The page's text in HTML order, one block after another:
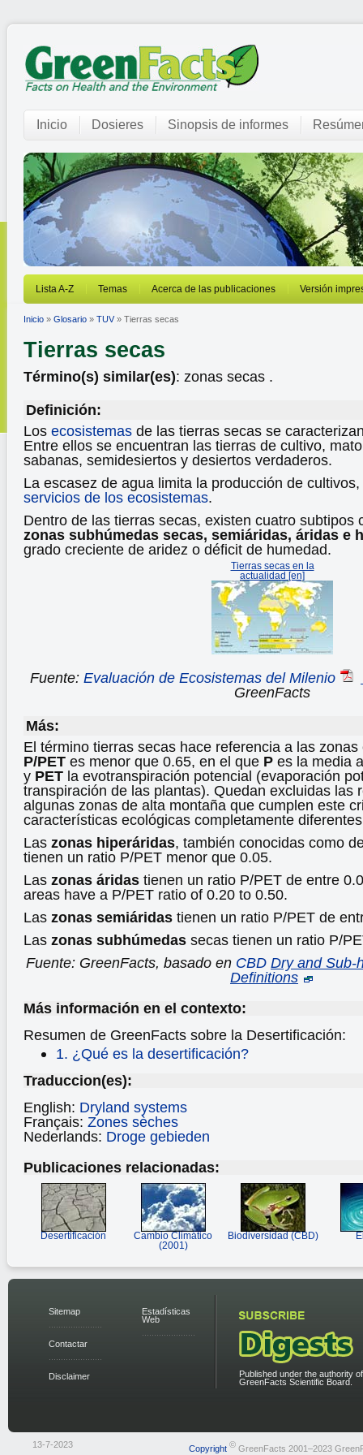
Inicio Dosieres Sinopsis de informes
Lista A-Z Temas Acerca de las publicaciones Versión
Inicio » Glosario » TUV» Tierras secas
Tierras secas
Término(s) similar(es): zonas secas .
Definición:
Los ecosistemas de las tierras secas se
Entre ellos se encuentran las tierras de cultivo,
sabanas, semidesiertos y desiertos verdaderos.
La escasez de agua limita la producción de
servicios de los ecosistemas.
Dentro de las tierras secas, existen cuatro subtipos
zonas subhúmedas secas, semiáridas, áridas e
grado creciente de aridez o déficit de humedad.
Tierras secas en la
actualidad [en]
Fuente: Evaluación de Ecosistemas del Milenio
GreenFacts
Más:
El término tierras secas hace referencia a las
P/PET es menor que 0.65, en el que P es la media
y PET la evotranspiración potencial (evaporación
transpiración de las plantas). Quedan excluidas las
algunas zonas de alta montaña que cumplen este
características ecológicas completamente
Las zonas hiperáridas, también conocidas como
tienen un ratio P/PET menor que 0.05.
Las zonas áridas tienen un ratio P/PET de entre
areas have a P/PET ratio of 0.20 to 0.50.
Las zonas semiáridas tienen un ratio P/PET de
Las zonas subhúmedas secas tienen un ratio P/
Fuente: GreenFacts, basado en CBD Dry and Sub-
Definitions
Más información en el contexto:
Resumen de GreenFacts sobre la Desertificación:
1. ¿Qué es la desertificación?
Traduccion(es):
English: Dryland systems
Français: Zones sèches
Nederlands: Droge gebieden
Publicaciones relacionadas:
Desertificación
Cambio Climático
(2001)
Biodiversidad (CBD)
Sitemap
Contactar
Disclaimer
Estadísticas
Web
Published under the authority
GreenFacts Scientific Board.
13-7-2023 Copyright ©GreenFacts 2001–2023